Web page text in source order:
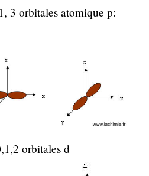
3 orbitales atomique p:
orbitales d